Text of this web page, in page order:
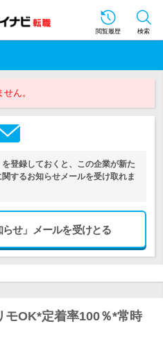
閲覧履歴 検索
ん。
登録しておくと、この企業が新た
するお知らせメールを受け取れま
せ」メールを受けとる
モOK*定着率100％*常時